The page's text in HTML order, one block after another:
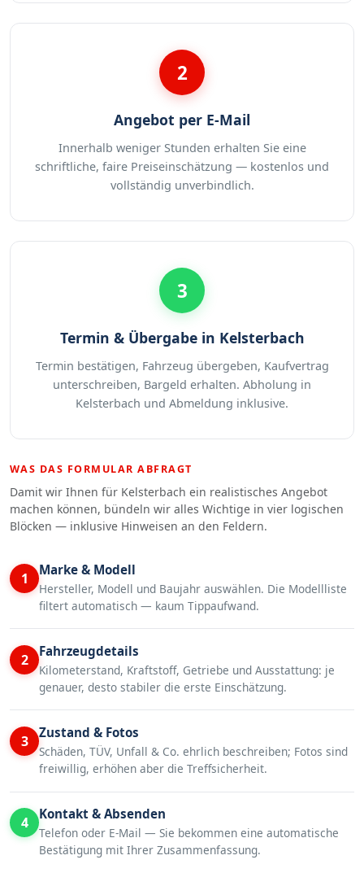
2
Angebot per E-Mail
Innerhalb weniger Stunden erhalten Sie eine
schriftliche, faire Preiseinschätzung — kostenlos und
vollständig unverbindlich.
3
Termin & Übergabe in Kelsterbach
Termin bestätigen, Fahrzeug übergeben, Kaufvertrag
unterschreiben, Bargeld erhalten. Abholung in
Kelsterbach und Abmeldung inklusive.
WAS DAS FORMULAR ABFRAGT
Damit wir Ihnen für Kelsterbach ein realistisches Angebot
machen können, bündeln wir alles Wichtige in vier logischen
Blöcken — inklusive Hinweisen an den Feldern.
1 Marke & Modell
Hersteller, Modell und Baujahr auswählen. Die Modellliste
filtert automatisch — kaum Tippaufwand.
2 Fahrzeugdetails
Kilometerstand, Kraftstoff, Getriebe und Ausstattung: je
genauer, desto stabiler die erste Einschätzung.
3 Zustand & Fotos
Schäden, TÜV, Unfall & Co. ehrlich beschreiben; Fotos sind
freiwillig, erhöhen aber die Treffsicherheit.
4 Kontakt & Absenden
Telefon oder E-Mail — Sie bekommen eine automatische
Bestätigung mit Ihrer Zusammenfassung.